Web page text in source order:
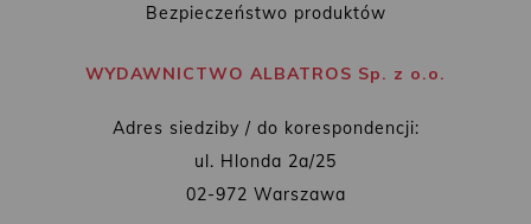
Bezpieczeństwo produktów
WYDAWNICTWO ALBATROS Sp. z o.o.
Adres siedziby / do korespondencji:
ul. Hlonda 2a/25
02-972 Warszawa